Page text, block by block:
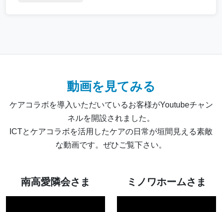
動画を見てみる
ケアコラボを導入いただいているお客様がYoutubeチャン
ネルを開設されました。
ICTとケアコラボを活用したケアの日常が垣間見える素敵
な動画です。ぜひご覧下さい。
南高愛隣会さま ミノワホームさま